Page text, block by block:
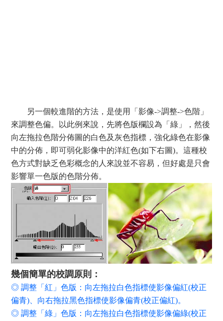
另一個較進階的方法，是使用「影像->調整->色階」
來調整色偏。以此例來說，先將色版欄設為「綠」，然後
向左拖拉色階分佈圖的白色及灰色指標，強化綠色在影像
中的分佈，即可弱化影像中的洋紅色(如下右圖)。這種校
色方式對缺乏色彩概念的人來說並不容易，但好處是只會
影響單一色版的色階分佈。
幾個簡單的校調原則：
◎ 調整「紅」色版：向左拖拉白色指標使影像偏紅(校正
偏青)、向右拖拉黑色指標使影像偏青(校正偏紅)。
◎ 調整「綠」色版：向左拖拉白色指標使影像偏綠(校正